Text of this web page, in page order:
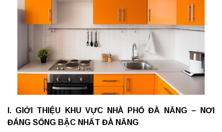
I. GIỚI THIỆU KHU VỰC NHÀ PHỐ ĐÀ NẴNG – NƠI
ĐÁNG SỐNG BẬC NHẤT ĐÀ NẴNG